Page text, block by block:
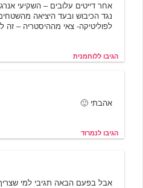
אחר דייטים עלובים – השקיעי
נגד הכיבוש ובעד היציאה
לפוליטיקה- צאי מההיסטריה – זה
הגיבו ללוחמנית
אהבתי 🙂
הגיבו לנמרוד
אבל בפעם הבאה תגיבי למי